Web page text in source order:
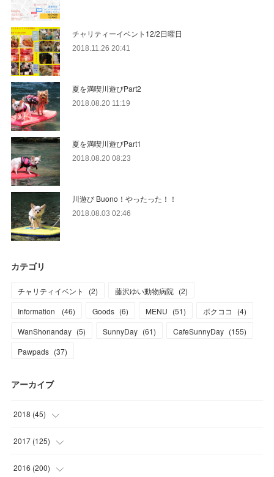
チャリティーイベント12/2日曜日
2018.11.26 20:41
夏を満喫川遊びPart2
2018.08.20 11:19
夏を満喫川遊びPart1
2018.08.20 08:23
川遊び Buono！やったった！！
2018.08.03 02:46
カテゴリ
チャリティイベント (2) 藤沢ゆい動物病院 (2)
Information
(46) Goods (6) MENU (51) ボクココ (4)
WanShonanday (5) SunnyDay (61) CafeSunnyDay (155)
Pawpads (37)
アーカイブ
2018 (45)
(1)
(1)
2017 (125)
(6)
2016 (200)